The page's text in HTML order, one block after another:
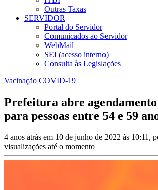
Outras Taxas
SERVIDOR
Portal do Servidor
Comunicados ao Servidor
WebMail
SEI (acesso interno)
Consulta às Legislações
Vacinação COVID-19
Prefeitura abre agendamento
para pessoas entre 54 e 59
4 anos atrás em 10 de junho de 2022 às 10:11,
visualizações até o momento